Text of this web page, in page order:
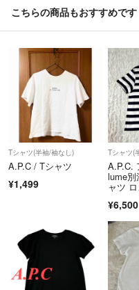
さい。
・匿名配送も承っております。
運営会社：株式会社ファンブ
〒550-0012 大阪府大阪市西
古物商許可証：大阪府公安委
＝＝＝＝＝＝＝＝＝＝＝＝＝＝
こちらのアカウントは、ラク
ロスが運営しております。
▼特定商取引法に基づく表記
https://fril.jp/ts/official/law/
https://fril.jp/ts/official/law/
こちらの商品もおすすめです
Tシャツ(半袖/袖なし)
A.P.C / Tシャツ
¥1,499
Tシャツ(
A.P.C.
lume別
ャツ
¥6,500